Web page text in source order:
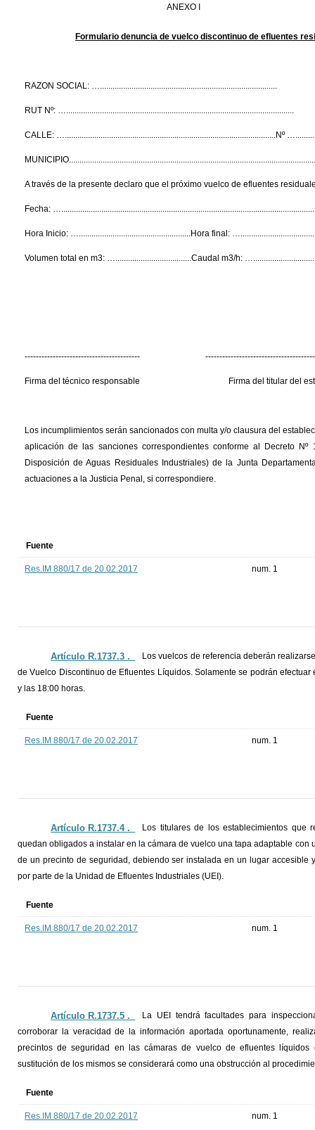
ANEXO
Formulario denuncia de vuelco discontinuo de efluentes
RAZON SOCIAL: …....................................................................................
RUT Nº: …............................................................................................................
CALLE: …....................................................................................................Nº
A través de la presente declaro que el próximo vuelco de efluentes
Fecha:
Hora Inicio: ….....................................................Hora final:
Volumen total en m3: …....................................Caudal m3/h:
-----------------------------------------
Firma del técnico responsable Firma del titular del
Los incumplimientos serán sancionados con multa y/o clausura del
aplicación de las sanciones correspondientes conforme al Decreto
Disposición de Aguas Residuales Industriales) de la Junta
actuaciones a la Justicia Penal, si correspondiere.
Fuente
Res.IM 880/17 de 20.02.2017 num. 1
Artículo R.1737.3 ._
Los vuelcos de referencia deberán
de Vuelco Discontinuo de Efluentes Líquidos. Solamente se podrán
y las 18:00 horas.
Fuente
Res.IM 880/17 de 20.02.2017 num. 1
Artículo R.1737.4 ._
Los titulares de los establecimientos que
quedan obligados a instalar en la cámara de vuelco una tapa adaptable
de un precinto de seguridad, debiendo ser instalada en un lugar
por parte de la Unidad de Efluentes Industriales (UEI).
Fuente
Res.IM 880/17 de 20.02.2017 num. 1
Artículo R.1737.5 ._
La UEI tendrá facultades para
corroborar la veracidad de la información aportada oportunamente,
precintos de seguridad en las cámaras de vuelco de efluentes
sustitución de los mismos se considerará como una obstrucción al
Fuente
Res.IM 880/17 de 20.02.2017 num. 1